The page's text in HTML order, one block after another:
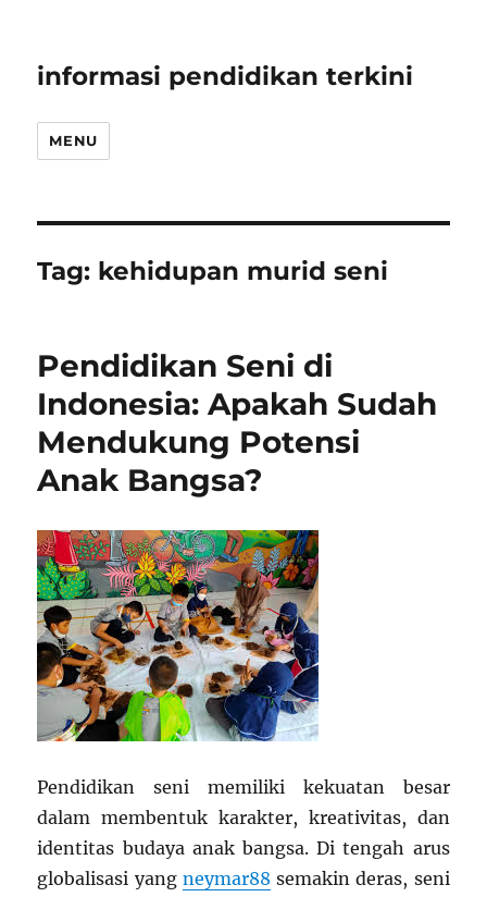
informasi pendidikan terkini
MENU
Tag: kehidupan murid seni
Pendidikan Seni di
Indonesia: Apakah Sudah
Mendukung Potensi
Anak Bangsa?
Pendidikan seni memiliki kekuatan besar
dalam membentuk karakter, kreativitas, dan
identitas budaya anak bangsa. Di tengah arus
globalisasi yang neymar88 semakin deras, seni